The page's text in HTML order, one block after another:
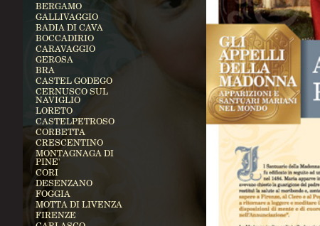
BERGAMO
GALLIVAGGIO
BADIA DI CAVA
BOCCADIRIO
CARAVAGGIO
GEROSA
BRA
CASTEL GODEGO
CERNUSCO SUL
NAVIGLIO
LORETO
CASTELPETROSO
CORBETTA
CRESCENTINO
MONTAGNAGA DI
PINE'
CORI
DESENZANO
FOGGIA
MOTTA DI LIVENZA
FIRENZE